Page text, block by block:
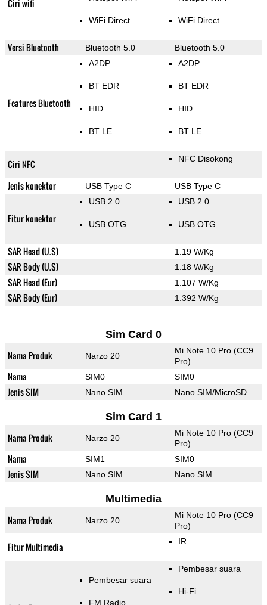
Ciri wifi
WiFi Direct WiFi Direct
Versi Bluetooth Bluetooth 5.0 Bluetooth 5.0
Features Bluetooth
A2DP
BT EDR
HID
BT LE
A2DP
BT EDR
HID
BT LE
Ciri NFC NFC Disokong
Jenis konektor USB Type C USB Type C
Fitur konektor
USB 2.0
USB OTG
USB 2.0
USB OTG
SAR Head (U.S) 1.19 W/Kg
SAR Body (U.S) 1.18 W/Kg
SAR Head (Eur) 1.107 W/Kg
SAR Body (Eur) 1.392 W/Kg
Sim Card 0
Nama Produk Narzo 20
Mi Note 10 Pro (CC9
Pro)
Nama SIM0 SIM0
Jenis SIM Nano SIM Nano SIM/MicroSD
Sim Card 1
Nama Produk Narzo 20
Mi Note 10 Pro (CC9
Pro)
Nama SIM1 SIM0
Jenis SIM Nano SIM Nano SIM
Multimedia
Nama Produk Narzo 20
Mi Note 10 Pro (CC9
Pro)
Fitur Multimedia IR
Pembesar suara
FM Radio
Pembesar suara
Hi-Fi